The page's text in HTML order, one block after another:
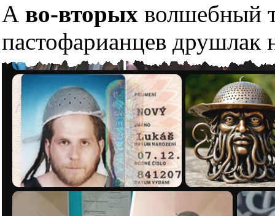
А во-вторых волшебный
пастофарианцев друшлак